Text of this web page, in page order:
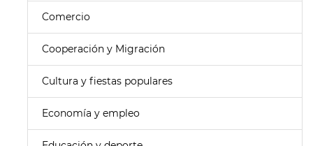
Comercio
Cooperación y Migración
Cultura y fiestas populares
Economía y empleo